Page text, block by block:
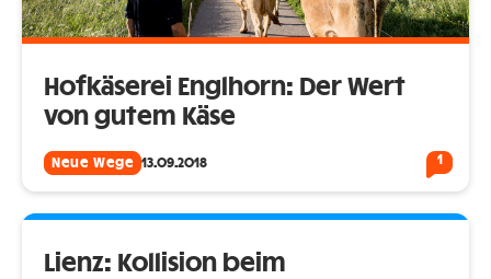
Hofkäserei Englhorn: Der Wert
von gutem Käse
Neue Wege 13.09.2018 1
Lienz: Kollision beim